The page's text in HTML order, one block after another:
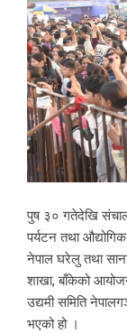
पुष ३० गतेदेखि
पर्यटन तथा
नेपाल घरेलु तथा
शाखा, बाँकेको
उद्यमी समिति
भएको हो ।